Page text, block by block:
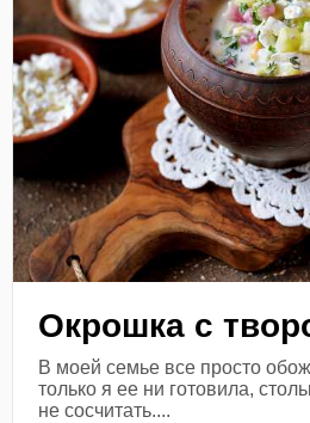
Окрошка с
В моей семье все просто
только я ее ни готовила,
не сосчитать....